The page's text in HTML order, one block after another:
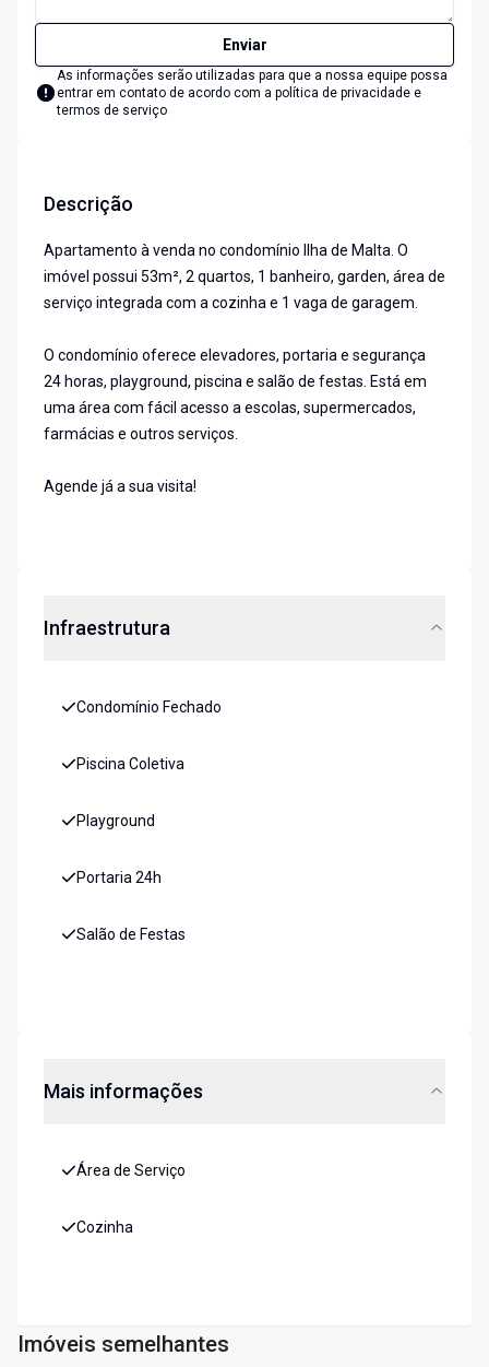
Enviar
As informações serão utilizadas para que a nossa equipe possa
entrar em contato de acordo com a política de privacidade e
termos de serviço
Descrição
Apartamento à venda no condomínio Ilha de Malta. O
imóvel possui 53m², 2 quartos, 1 banheiro, garden, área de
serviço integrada com a cozinha e 1 vaga de garagem.
O condomínio oferece elevadores, portaria e segurança
24 horas, playground, piscina e salão de festas. Está em
uma área com fácil acesso a escolas, supermercados,
farmácias e outros serviços.
Agende já a sua visita!
Infraestrutura
Condomínio Fechado
Piscina Coletiva
Playground
Portaria 24h
Salão de Festas
Mais informações
Área de Serviço
Cozinha
Imóveis semelhantes